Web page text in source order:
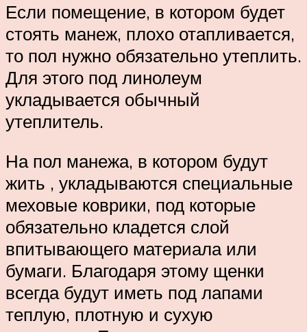
Если помещение, в котором будет
стоять манеж, плохо отапливается,
то пол нужно обязательно утеплить.
Для этого под линолеум
укладывается обычный
утеплитель.
На пол манежа, в котором будут
жить , укладываются специальные
меховые коврики, под которые
обязательно кладется слой
впитывающего материала или
бумаги. Благодаря этому щенки
всегда будут иметь под лапами
теплую, плотную и сухую